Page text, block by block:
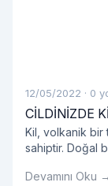
12/05/2022 · 0
CİLDİNİZDE
Kil, volkanik bir
sahiptir. Doğal
Devamını Oku →